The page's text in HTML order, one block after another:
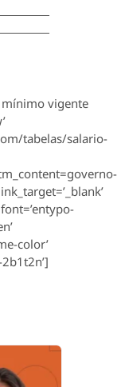
mínimo vigente
tabelas/salario-
color’